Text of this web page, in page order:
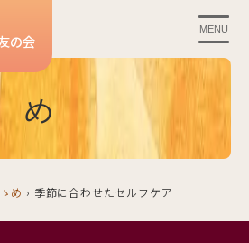
の会
MENU
め
め › 季節に合わせたセルフケア